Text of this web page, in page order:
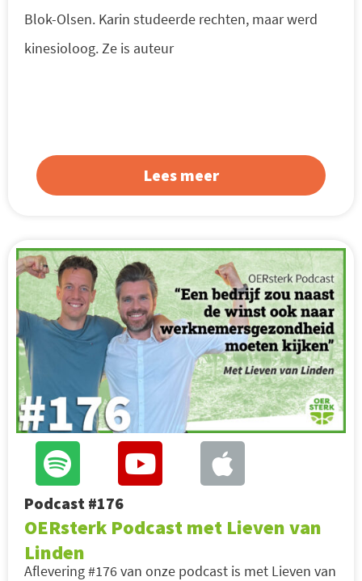
Blok-Olsen. Karin studeerde rechten, maar werd
kinesioloog. Ze is auteur
Lees meer
Podcast #176
OERsterk Podcast met Lieven van
Linden
Aflevering #176 van onze podcast is met Lieven van